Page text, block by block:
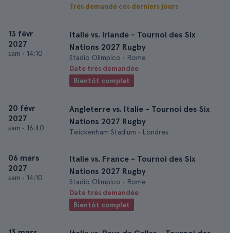
Très demandé ces derniers jours
13 févr
2027
sam • 14:10
Italie vs. Irlande - Tournoi des Six
Nations 2027 Rugby
Stadio Olimpico • Rome
Date très demandée
Bientôt complet
20 févr
2027
sam • 16:40
Angleterre vs. Italie - Tournoi des Six
Nations 2027 Rugby
Twickenham Stadium • Londres
06 mars
2027
sam • 14:10
Italie vs. France - Tournoi des Six
Nations 2027 Rugby
Stadio Olimpico • Rome
Date très demandée
Bientôt complet